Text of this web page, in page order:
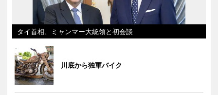
タイ首相、ミャンマー大統領と初会談
川底から独軍バイク